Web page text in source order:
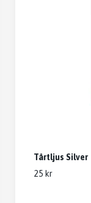
Tårtljus Silver
25 kr